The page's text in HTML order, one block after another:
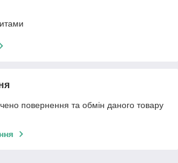
повернення та обмін даного товару